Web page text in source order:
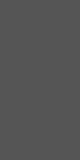
:
yöntemdir. Özel
bile açabilmektedir.
robotlar daha hızlı
:
kontrol edebilme
yöntemlerde,
sonuçlar ortaya
:
tesisatçının tıkalı
sağlar. Bu, ev
gerek kalmadan